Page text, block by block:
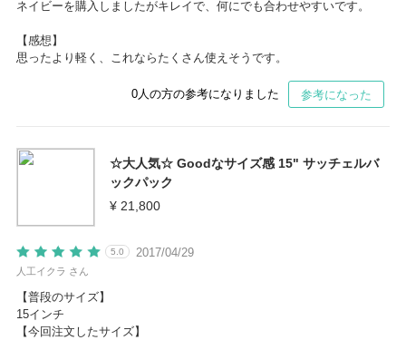
ネイビーを購入しましたがキレイで、何にでも合わせやすいです。
【感想】
思ったより軽く、これならたくさん使えそうです。
0人の方の参考になりました 参考になった
☆大人気☆ Goodなサイズ感 15" サッチェルバ
ックパック
¥ 21,800
2017/04/29
5.0
人工イクラ さん
【普段のサイズ】
15インチ
【今回注文したサイズ】